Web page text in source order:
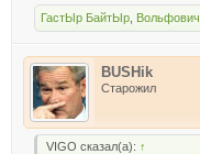
ГастЫр БайтЫр Вольфович
BUSHik
Старожил
VIGO сказал(а): ↑